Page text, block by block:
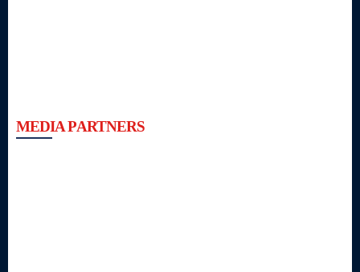
MEDIA PARTNERS